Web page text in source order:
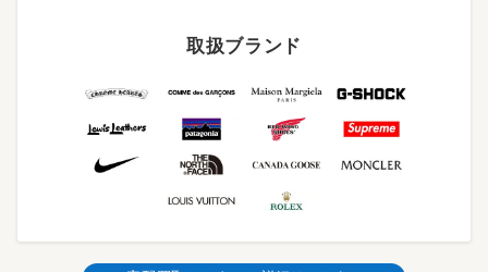
取扱ブランド